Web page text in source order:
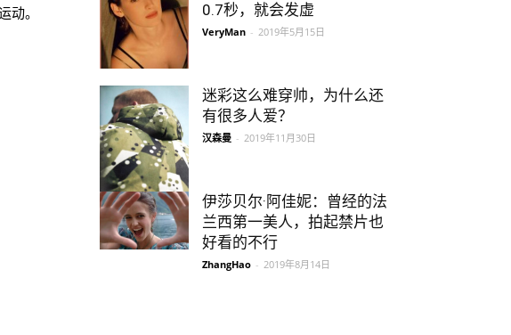
动。
0.7秒，就会发虚
VeryMan - 2019年5月15日
迷彩这么难穿帅，为什么还
有很多人爱？
汉森曼 - 2019年11月30日
伊莎贝尔·阿佳妮：曾经的法
兰西第一美人，拍起禁片也
好看的不行
ZhangHao - 2019年8月14日